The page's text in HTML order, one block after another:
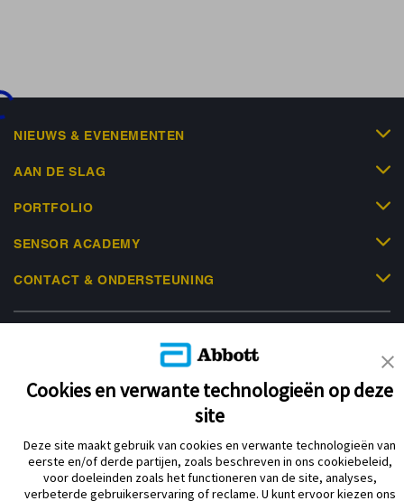
NIEUWS & EVENEMENTEN
AAN DE SLAG
PORTFOLIO
SENSOR ACADEMY
CONTACT & ONDERSTEUNING
Privacybeleid
Gebruiksvoorwaarden
Cookiebeleid
Verklaring inzake Dataverordening
Cookie Voorkeursinstellingen
Cookies en verwante technologieën op deze
site
Deze site maakt gebruik van cookies en verwante technologieën van
eerste en/of derde partijen, zoals beschreven in ons cookiebeleid,
voor doeleinden zoals het functioneren van de site, analyses,
verbeterde gebruikerservaring of reclame. U kunt ervoor kiezen ons